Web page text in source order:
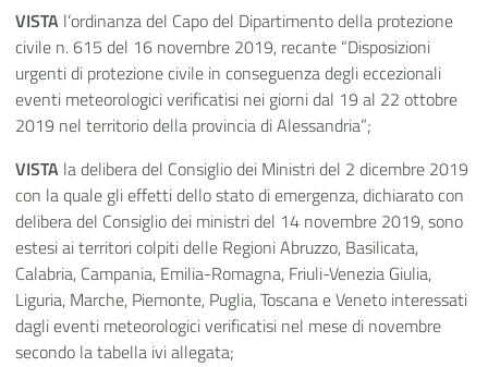
VISTA l’ordinanza del Capo del Dipartimento della protezione
civile n. 615 del 16 novembre 2019, recante “Disposizioni
urgenti di protezione civile in conseguenza degli eccezionali
eventi meteorologici verificatisi nei giorni dal 19 al 22 ottobre
2019 nel territorio della provincia di Alessandria”;
VISTA la delibera del Consiglio dei Ministri del 2 dicembre 2019
con la quale gli effetti dello stato di emergenza, dichiarato con
delibera del Consiglio dei ministri del 14 novembre 2019, sono
estesi ai territori colpiti delle Regioni Abruzzo, Basilicata,
Calabria, Campania, Emilia-Romagna, Friuli-Venezia Giulia,
Liguria, Marche, Piemonte, Puglia, Toscana e Veneto interessati
dagli eventi meteorologici verificatisi nel mese di novembre
secondo la tabella ivi allegata;